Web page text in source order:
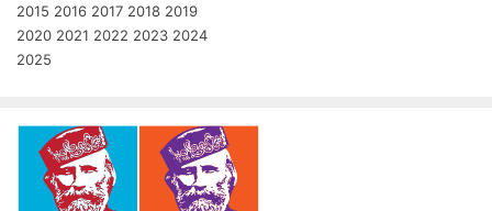
2015 2016 2017 2018 2019
2020 2021 2022 2023 2024
2025